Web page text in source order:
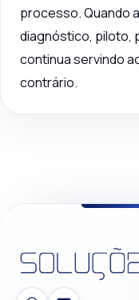
processo. Quando
diagnóstico, piloto,
continua servindo
contrário.